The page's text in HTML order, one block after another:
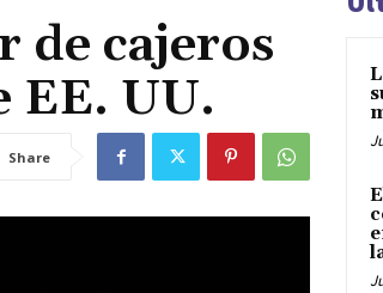
de cajeros
EE. UU.
Share